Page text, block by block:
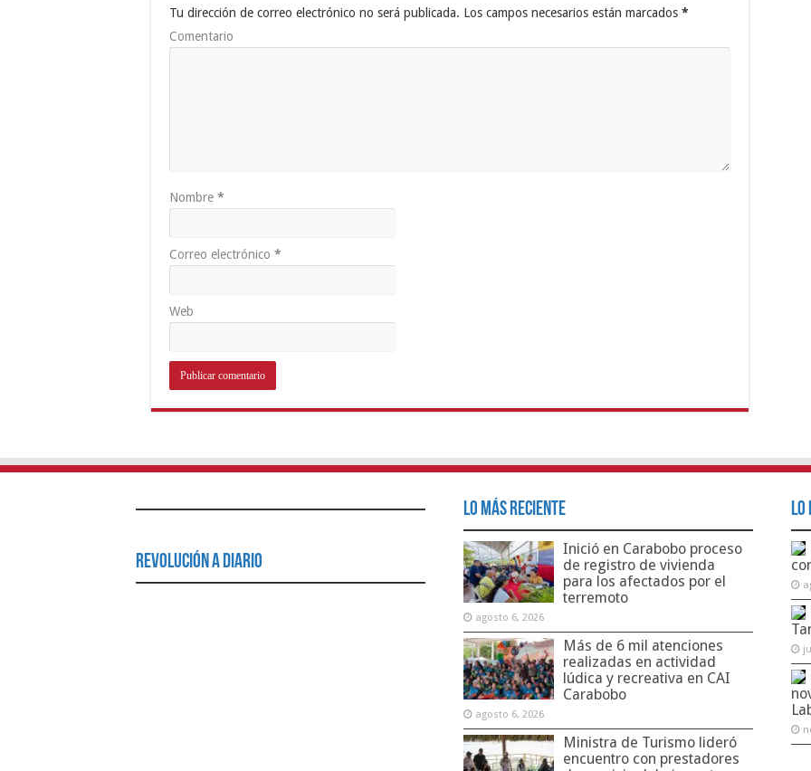
Tu dirección de correo electrónico no será publicada. Los campos necesarios están marcados *
Comentario
Nombre *
Correo electrónico *
Web
Revolución a Diario
Lo Más Reciente
Inició en Carabobo proceso
de registro de vivienda
para los afectados por el
terremoto
agosto 6, 2026
Más de 6 mil atenciones
realizadas en actividad
lúdica y recreativa en CAI
Carabobo
agosto 6, 2026
Ministra de Turismo lideró
encuentro con prestadores